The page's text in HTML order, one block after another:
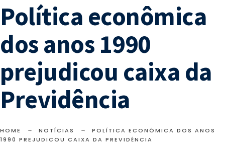
Política econômica
dos anos 1990
prejudicou caixa da
Previdência
HOME NOTÍCIAS
POLÍTICA ECONÔMICA DOS ANOS
1990 PREJUDICOU CAIXA DA PREVIDÊNCIA